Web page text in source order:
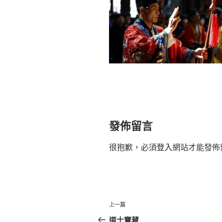
發佈留言
很抱歉，必須登入網站才能發佈
文
上
一
上一篇